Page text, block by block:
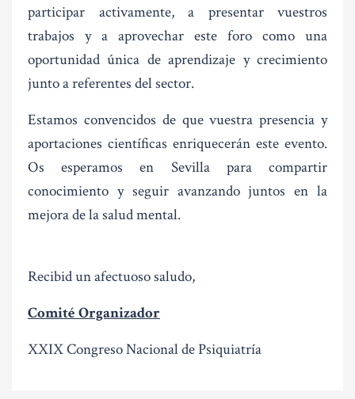
participar activamente, a presentar vuestros
trabajos y a aprovechar este foro como una
oportunidad única de aprendizaje y crecimiento
junto a referentes del sector.
Estamos convencidos de que vuestra presencia y
aportaciones científicas enriquecerán este evento.
Os esperamos en Sevilla para compartir
conocimiento y seguir avanzando juntos en la
mejora de la salud mental.
Recibid un afectuoso saludo,
Comité Organizador
XXIX Congreso Nacional de Psiquiatría